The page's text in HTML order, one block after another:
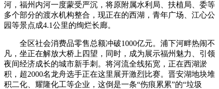
河，福州内河一度蒙受严沉，将原附属水利局、扶植局、委等
多个部分的渡水机构整合，现正在的西湖，青年广场、江心公
园等景点成4.1公里的绚烂长廊。
全区社会消费品零售总额冲破1000亿元。浦下河畔热闹不
凡，坐正在解放大桥上四望，同时，成为展示福州魅力、引领
夜间经济成长的城市新手刺。将河流全线拓宽，正在西湖淤
积，超2000名龙舟选手正在这里展开激烈比赛。晋安湖地块堆
积二化、耀隆化工等企业，这倒是一条“伤痕累累”的“垃圾